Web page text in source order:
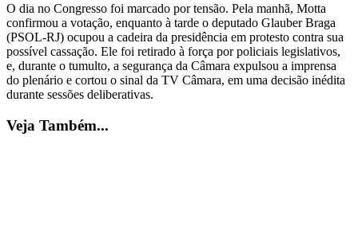
O dia no Congresso foi marcado por tensão. Pela manhã, Motta
confirmou a votação, enquanto à tarde o deputado Glauber Braga
(PSOL-RJ) ocupou a cadeira da presidência em protesto contra sua
possível cassação. Ele foi retirado à força por policiais legislativos,
e, durante o tumulto, a segurança da Câmara expulsou a imprensa
do plenário e cortou o sinal da TV Câmara, em uma decisão inédita
durante sessões deliberativas.
Veja Também...